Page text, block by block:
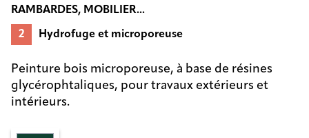
RAMBARDES, MOBILIER...
Hydrofuge et microporeuse
Peinture bois microporeuse, à base de résines
glycérophtaliques, pour travaux extérieurs et
intérieurs.